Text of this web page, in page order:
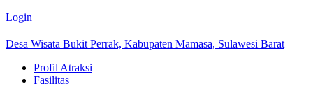
Login
Desa Wisata Bukit Perrak, Kabupaten Mamasa, Sulawesi Barat
Profil Atraksi
Fasilitas